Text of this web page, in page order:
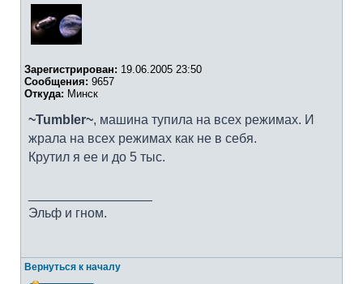
Зарегистрирован: 19.06.2005 23:50
Сообщения: 9657
Откуда: Минск
~Tumbler~, машина тупила на всех режимах. И
жрала на всех режимах как не в себя.
Крутил я ее и до 5 тыс.
Эльф и гном.
Вернуться к началу